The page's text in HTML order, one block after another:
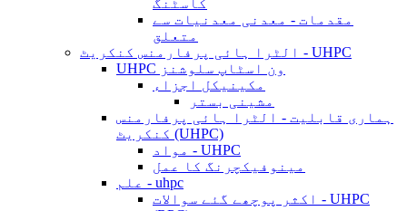
کاسٹنگ
مقدمات - معدنی معدنیات سے
متعلق
الٹرا ہائی پرفارمنس کنکریٹ - UHPC
UHPC ون اسٹاپ سلوشنز
مکینیکل اجزاء
مشینی بستر
ہماری قابلیت - الٹرا ہائی پرفارمنس
کنکریٹ (UHPC)
مواد - UHPC
مینوفیکچرنگ کا عمل
علم - uhpc
اکثر پوچھے گئے سوالات - UHPC